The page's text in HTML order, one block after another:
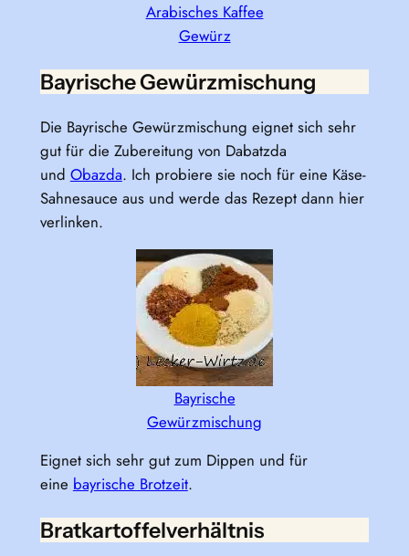
Arabisches Kaffee
Gewürz
Bayrische Gewürzmischung
Die Bayrische Gewürzmischung eignet sich sehr
gut für die Zubereitung von Dabatzda
und Obazda. Ich probiere sie noch für eine Käse-
Sahnesauce aus und werde das Rezept dann hier
verlinken.
Bayrische
Gewürzmischung
Eignet sich sehr gut zum Dippen und für
eine bayrische Brotzeit.
Bratkartoffelverhältnis